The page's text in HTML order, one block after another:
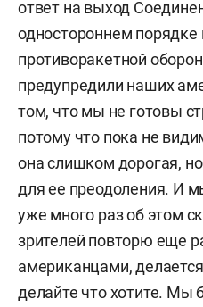
ответ на выход
одностороннем порядке
противоракетной
предупредили наших
том, что мы не готовы
потому что пока не
она слишком дорогая,
для ее преодоления. И
уже много раз об этом
зрителей повторю еще
американцами,
делайте что хотите. Мы